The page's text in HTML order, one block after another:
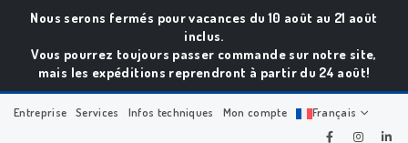
Nous serons fermés pour vacances du 10 août au 21 août
inclus.
Vous pourrez toujours passer commande sur notre site,
mais les expéditions reprendront à partir du 24 août!
Entreprise Services Infos techniques Mon compte Français